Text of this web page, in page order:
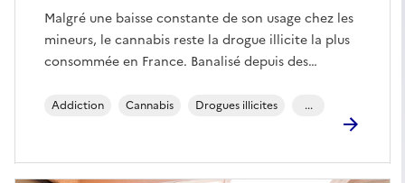
Malgré une baisse constante de son usage chez les
mineurs, le cannabis reste la drogue illicite la plus
consommée en France. Banalisé depuis des…
Addiction Cannabis Drogues illicites ...